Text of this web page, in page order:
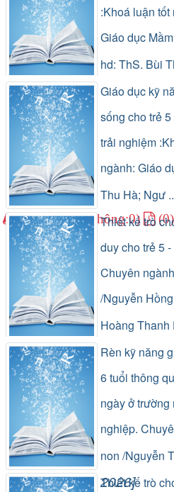
:Khoá luận
Giáo dục
hd: ThS. Bùi
(1) (Lượt lưu thông:0) (0)
Giáo dục kỹ
sống cho trẻ
trải nghiệm
ngành: Giáo
Thu Hà; Ngư
(1) (Lượt lưu thông:0) (0)
Thiết kế trò
duy cho trẻ 5
Chuyên
/Nguyễn
Hoàng Thanh
(1) (Lượt lưu thông:0) (0)
Rèn kỹ năng
6 tuổi thông
ngày ở trường
nghiệp.
non /Nguyễn
2026]
Thiết kế trò